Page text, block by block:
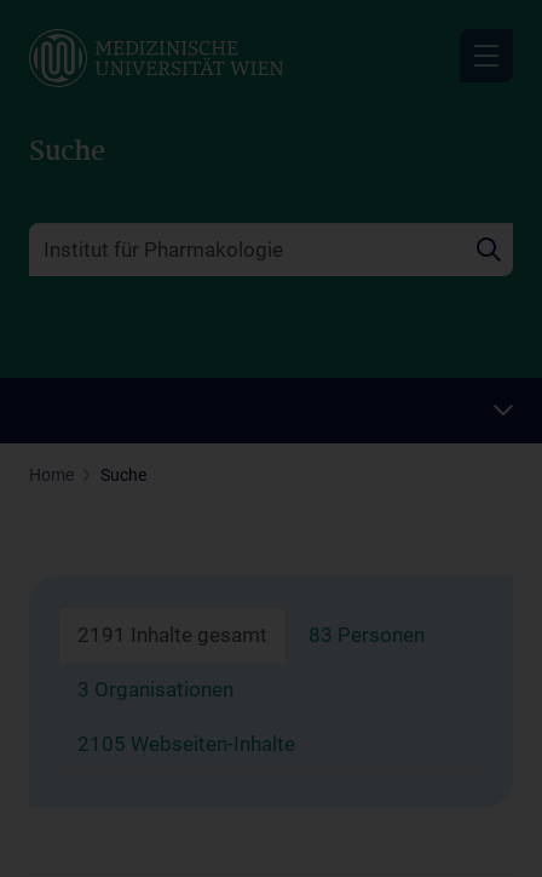
main
Suche
Home Suche
2191 Inhalte gesamt 83 Personen
3 Organisationen
2105 Webseiten-Inhalte